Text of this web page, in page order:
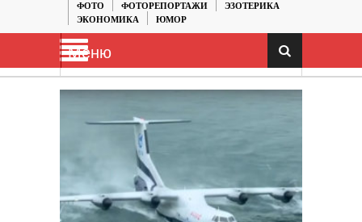
ФОТО
ФОТОРЕПОРТАЖИ
ЭЗОТЕРИКА
ЭКОНОМИКА
ЮМОР
Меню